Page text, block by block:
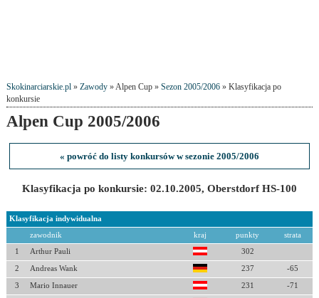
Skokinarciarskie.pl» Zawody» Alpen Cup » Sezon 2005/2006» Klasyfikacja po
konkursie
Alpen Cup 2005/2006
« powróć do listy konkursów w sezonie 2005/2006
Klasyfikacja po konkursie: 02.10.2005, Oberstdorf HS-100
Klasyfikacja indywidualna
zawodnik kraj punkty strata
1 Arthur Pauli 302
2 Andreas Wank 237 -65
3 Mario Innauer 231 -71